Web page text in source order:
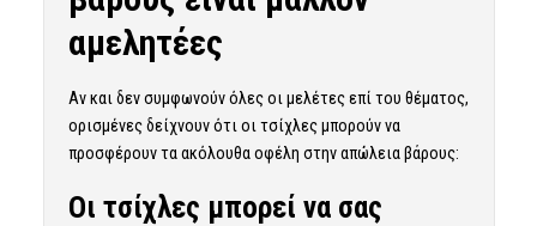
αμελητέες
Αν και δεν συμφωνούν όλες οι μελέτες επί του θέματος,
ορισμένες δείχνουν ότι οι τσίχλες μπορούν να
προσφέρουν τα ακόλουθα οφέλη στην απώλεια βάρους:
Οι τσίχλες μπορεί να σας